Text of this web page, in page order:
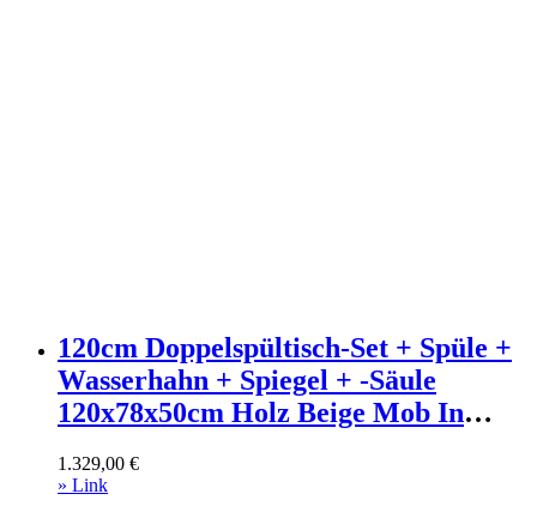
120cm Doppelspültisch-Set + Spüle +
Wasserhahn + Spiegel + -Säule
120x78x50cm Holz Beige Mob In
Waschtische
1.329,00 €
» Link